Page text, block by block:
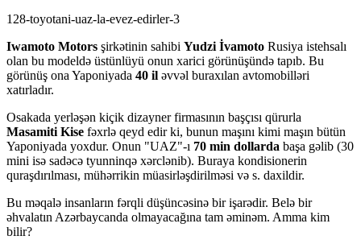
128-toyotani-uaz-la-evez-edirler-3
Iwamoto Motors şirkətinin sahibi Yudzi İvamoto Rusiya istehsalı
olan bu modeldə üstünlüyü onun xarici görünüşündə tapıb. Bu
görünüş ona Yaponiyada 40 il əvvəl buraxılan avtomobilləri
xatırladır.
Osakada yerləşən kiçik dizayner firmasının başçısı qürurla
Masamiti Kise fəxrlə qeyd edir ki, bunun maşını kimi maşın bütün
Yaponiyada yoxdur. Onun "UAZ"-ı 70 min dollarda başa gəlib (30
mini isə sadəcə tyunninqə xərclənib). Buraya kondisionerin
quraşdırılması, mühərrikin müasirləşdirilməsi və s. daxildir.
Bu məqalə insanların fərqli düşüncəsinə bir işarədir. Belə bir
əhvalatın Azərbaycanda olmayacağına tam əminəm. Amma kim
bilir?